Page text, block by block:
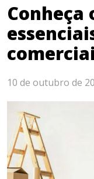
Conheça
10 de outubro de